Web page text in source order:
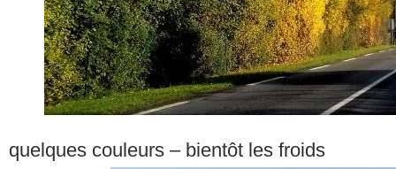
quelques couleurs – bientôt les froids